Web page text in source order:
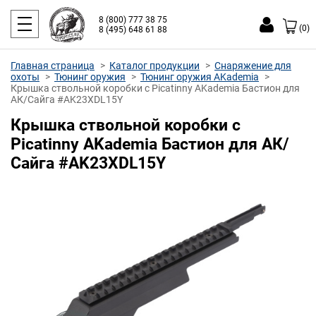
8 (800) 777 38 75
8 (495) 648 61 88
(0)
Главная страница Каталог продукции
Снаряжение для
охоты
Тюнинг оружия
Тюнинг оружия AKademia
Крышка ствольной коробки c Picatinny AKademia Бастион для
АК/Сайга #AK23XDL15Y
Крышка ствольной коробки c
Picatinny AKademia Бастион для АК/
Сайга #AK23XDL15Y